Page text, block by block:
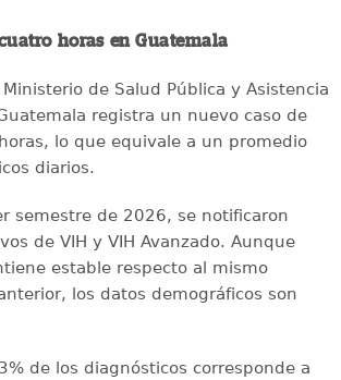
horas en Guatemala
de Salud Pública y Asistencia
registra un nuevo caso de
lo que equivale a un promedio
diarios.
semestre de 2026, se notificaron
de VIH y VIH Avanzado. Aunque
estable respecto al mismo
los datos demográficos son
de los diagnósticos corresponde a